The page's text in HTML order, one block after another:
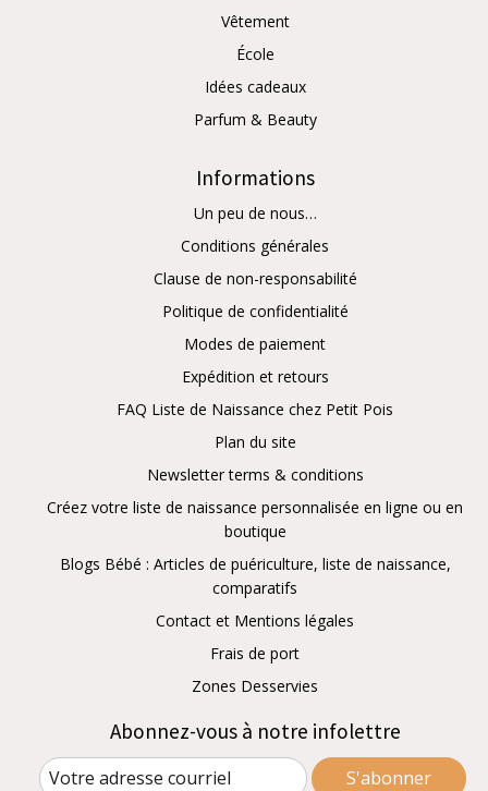
Vêtement
École
Idées cadeaux
Parfum & Beauty
Informations
Un peu de nous…
Conditions générales
Clause de non-responsabilité
Politique de confidentialité
Modes de paiement
Expédition et retours
FAQ Liste de Naissance chez Petit Pois
Plan du site
Newsletter terms & conditions
Créez votre liste de naissance personnalisée en ligne ou en
boutique
Blogs Bébé : Articles de puériculture, liste de naissance,
comparatifs
Contact et Mentions légales
Frais de port
Zones Desservies
Abonnez-vous à notre infolettre
S'abonner